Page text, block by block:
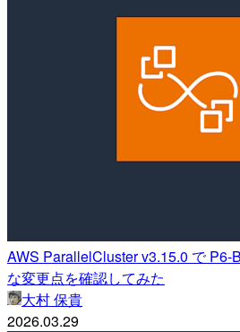
AWS ParallelCluster v3.15.0 で P6-
な変更点を確認してみた
大村 保貴
2026.03.29